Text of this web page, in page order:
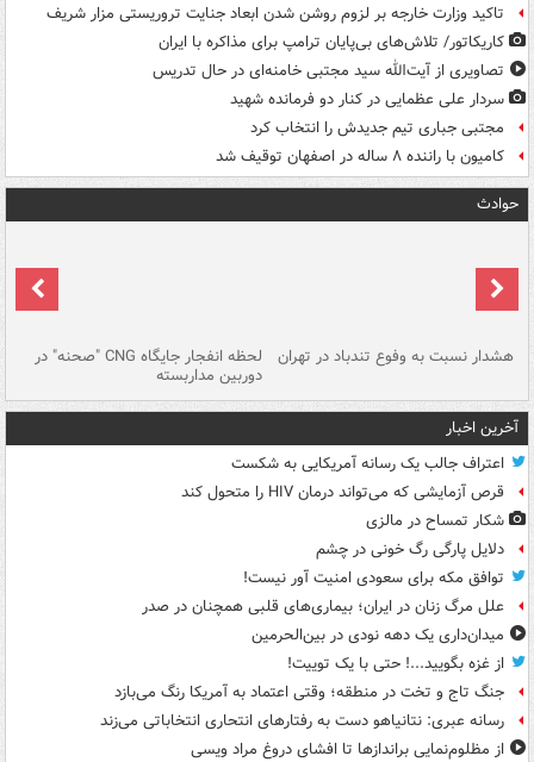
تاکید وزارت خارجه بر لزوم روشن شدن ابعاد جنایت تروریستی مزار شریف
کاریکاتور/ تلاش‌های بی‌پایان ترامپ برای مذاکره با ایران
تصاویری از آیت‌الله سید مجتبی خامنه‌ای در حال تدریس
سردار علی عظمایی در کنار دو فرمانده شهید
مجتبی جباری تیم جدیدش را انتخاب کرد
کامیون با راننده ۸ ساله در اصفهان توقیف شد
حوادث
هشدار نسبت به وفوع تندباد در تهران لحظه انفجار جایگاه CNG "صحنه" در
دوربین مداربسته
آخرین اخبار
اعتراف جالب یک رسانه آمریکایی به شکست
قرص آزمایشی که می‌تواند درمان HIV را متحول کند
شکار تمساح در مالزی
دلایل پارگی رگ خونی در چشم
توافق مکه برای سعودی امنیت آور نیست!
علل مرگ زنان در ایران؛ بیماری‌های قلبی همچنان در صدر
میدان‌داری یک دهه نودی در بین‌الحرمین
از غزه بگویید...! حتی با یک توییت!
جنگ تاج و تخت در منطقه؛ وقتی اعتماد به آمریکا رنگ می‌بازد
رسانه عبری: نتانیاهو دست به رفتارهای انتحاری انتخاباتی می‌زند
از مظلوم‌نمایی براندازها تا افشای دروغ مراد ویسی